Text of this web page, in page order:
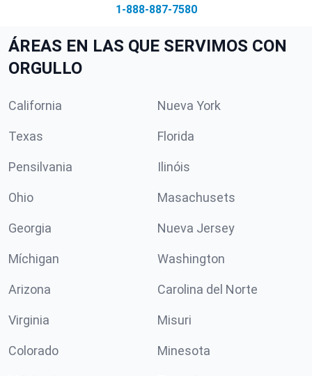
1-888-887-7580
ÁREAS EN LAS QUE SERVIMOS CON
ORGULLO
California Nueva York
Texas Florida
Pensilvania Ilinóis
Ohio Masachusets
Georgia Nueva Jersey
Míchigan Washington
Arizona Carolina del Norte
Virginia Misuri
Colorado Minesota